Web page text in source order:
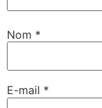
Nom *
E-mail *